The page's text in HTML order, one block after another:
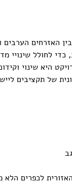
יחד מאז 1991 לקדם
שינויי
היא שינוי
של תקציבים
לכפרים הלא